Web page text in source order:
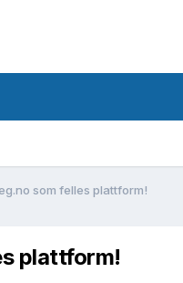
som felles plattform!
plattform!